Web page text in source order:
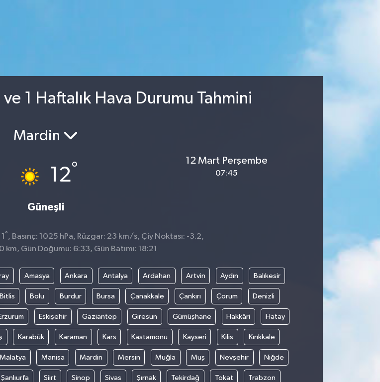
ve 1 Haftalık Hava Durumu Tahmini
Mardin
12°
Güneşli
12 Mart Perşembe
07:45
° , Basınç: 1025 hPa, Rüzgar: 23 km/s, Çiy Noktası: -3.2,
km, Gün Doğumu: 6:33, Gün Batımı: 18:21
Amasya Ankara Antalya Ardahan Artvin Aydın Balıkesir
Bitlis Bolu Burdur Bursa Çanakkale Çankırı Çorum Denizli
Eskişehir Gaziantep Giresun Gümüşhane Hakkâri Hatay
Karabük Karaman Kars Kastamonu Kayseri Kilis Kırıkkale
Malatya Manisa Mardin Mersin Muğla Muş Nevşehir Niğde
Şanlıurfa Siirt Sinop Sivas Şırnak Tekirdağ Tokat Trabzon